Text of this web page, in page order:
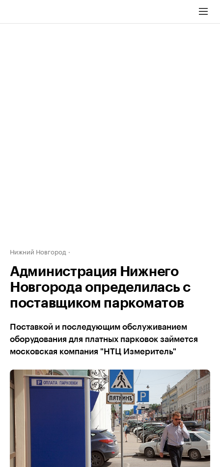
Нижний Новгород
Администрация Нижнего
Новгорода определилась с
поставщиком паркоматов
Поставкой и последующим обслуживанием
оборудования для платных парковок займется
московская компания "НТЦ Измеритель"